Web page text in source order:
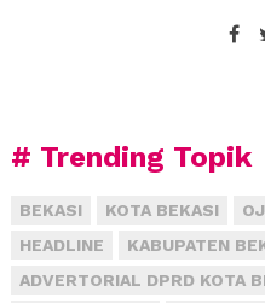
# Trending Topik
BEKASI KOTA BEKASI
HEADLINE
KABUPATEN
ADVERTORIAL DPRD KOTA